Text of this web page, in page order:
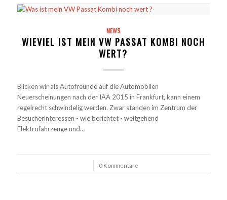
NEWS
WIEVIEL IST MEIN VW PASSAT KOMBI NOCH
WERT?
Blicken wir als Autofreunde auf die Automobilen
Neuerscheinungen nach der IAA 2015 in Frankfurt, kann einem
regelrecht schwindelig werden. Zwar standen im Zentrum der
Besucherinteressen - wie berichtet - weitgehend
Elektrofahrzeuge und…
0 Kommentare